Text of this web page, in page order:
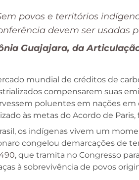
povos e territórios
devem ser usadas
Guajajara, da
mundial de créditos de
compensarem suas
poluentes em nações em
às metas do Acordo de
os indígenas vivem um
congelou demarcações de
, que tramita no Congresso
à sobrevivência de povos